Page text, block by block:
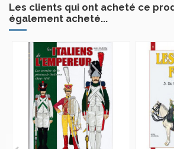
Les clients qui ont acheté ce
également acheté...